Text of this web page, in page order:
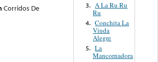
Corridos De
3. A La Ru Ru
Ru
4. Conchita La
Viuda
Alegre
5. La
Mancornadora